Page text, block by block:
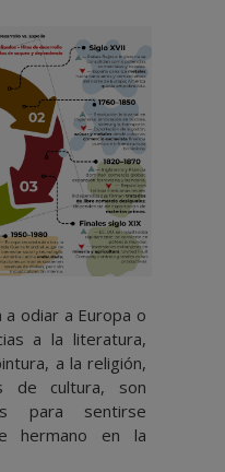
a odiar a Europa o
a la literatura,
a la religión,
de cultura, son
para sentirse
hermano en la